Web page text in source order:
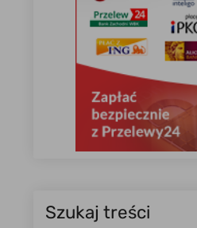
Szukaj treści